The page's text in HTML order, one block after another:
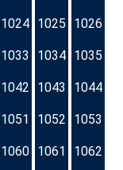
1024 1025 1026
1033 1034 1035
1042 1043 1044
1051 1052 1053
1060 1061 1062